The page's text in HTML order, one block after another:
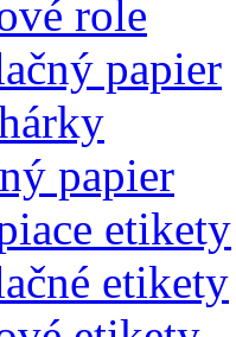
role
papier
papier
etikety
etikety